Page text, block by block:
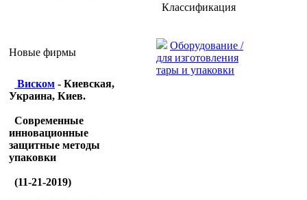
Новые фирмы
Виском - Киевская,
Украина, Киев.
Современные
инновационные
защитные методы
упаковки
(11-21-2019)
Классификация
Оборудование /
для изготовления
тары и упаковки